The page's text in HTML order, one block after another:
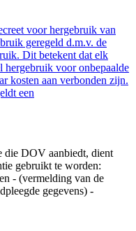
voor hergebruik van
geregeld d.m.v. de
Dit betekent dat elk
hergebruik voor onbepaalde
kosten aan verbonden zijn.
een
die DOV aanbiedt, dient
gebruikt te worden:
- (vermelding van de
gegevens) -